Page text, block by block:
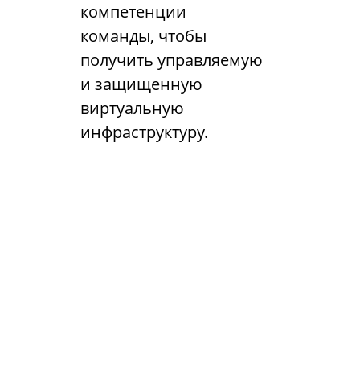
компетенции
команды, чтобы
получить управляемую
и защищенную
виртуальную
инфраструктуру.